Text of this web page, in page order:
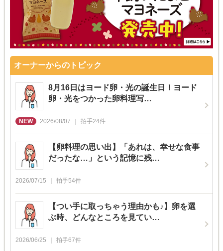
オーナーからのトピック
8月16日はヨード卵・光の誕生日！ヨード
卵・光をつかった卵料理写…
2026/08/07 拍手24件
【卵料理の思い出】「あれは、幸せな食事
だったな…」という記憶に残…
2026/07/15 拍手54件
【つい手に取っちゃう理由かも♪】卵を選
ぶ時、どんなところを見てい…
2026/06/25 拍手67件